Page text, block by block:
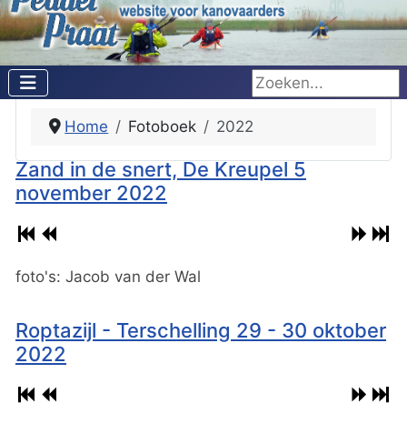
Zoeken...
Home Fotoboek 2022
Zand in de snert, De Kreupel 5
november 2022
foto's: Jacob van der Wal
Roptazijl - Terschelling 29 - 30 oktober
2022